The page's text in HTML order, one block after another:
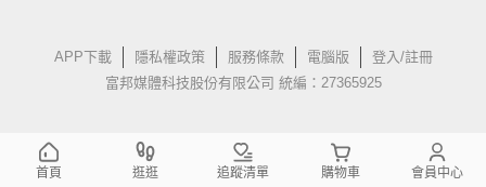
APP下載 隱私權政策 服務條款 電腦版
登入/註冊
富邦媒體科技股份有限公司 統編：27365925
首頁 逛逛 追蹤清單 購物車 會員中心